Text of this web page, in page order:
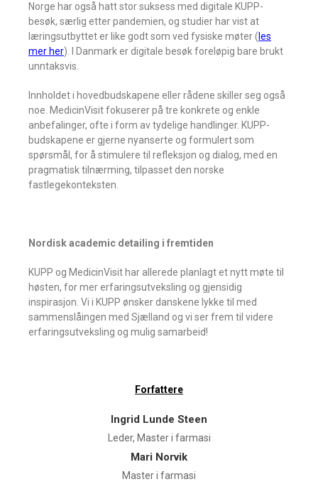
Norge har også hatt stor suksess med digitale KUPP-
besøk, særlig etter pandemien, og studier har vist at
læringsutbyttet er like godt som ved fysiske møter ( les
mer her). I Danmark er digitale besøk foreløpig bare brukt
unntaksvis.
Innholdet i hovedbudskapene eller rådene skiller seg også
noe. MedicinVisit fokuserer på tre konkrete og enkle
anbefalinger, ofte i form av tydelige handlinger. KUPP-
budskapene er gjerne nyanserte og formulert som
spørsmål, for å stimulere til refleksjon og dialog, med en
pragmatisk tilnærming, tilpasset den norske
fastlegekonteksten.
Nordisk academic detailing i fremtiden
KUPP og MedicinVisit har allerede planlagt et nytt møte til
høsten, for mer erfaringsutveksling og gjensidig
inspirasjon. Vi i KUPP ønsker danskene lykke til med
sammenslåingen med Sjælland og vi ser frem til videre
erfaringsutveksling og mulig samarbeid!
Forfattere
Ingrid Lunde Steen
Leder, Master i farmasi
Mari Norvik
Master i farmasi